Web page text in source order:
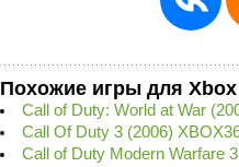
Похожие игры для Xbox
Call of Duty: World at War
Call Of Duty 3 (2006)
Call of Duty Modern Warfare